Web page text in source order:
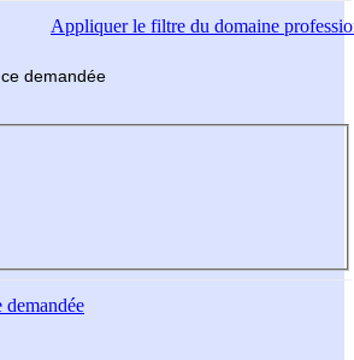
Appliquerle filtre du domaine
demandée